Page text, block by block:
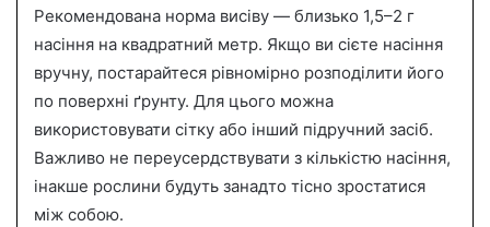
Рекомендована норма висіву — близько 1,5–2 г
насіння на квадратний метр. Якщо ви сієте насіння
вручну, постарайтеся рівномірно розподілити його
по поверхні ґрунту. Для цього можна
використовувати сітку або інший підручний засіб.
Важливо не переусердствувати з кількістю насіння,
інакше рослини будуть занадто тісно зростатися
між собою.